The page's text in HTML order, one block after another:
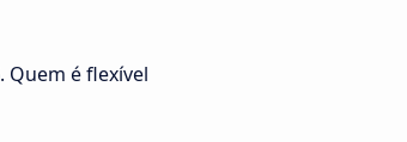
. Quem é flexível